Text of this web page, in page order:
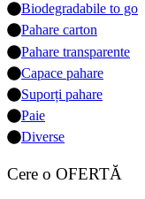
Biodegradabile to go
Pahare carton
Pahare transparente
Capace pahare
Suporți pahare
Paie
Diverse
Cere o OFERTĂ